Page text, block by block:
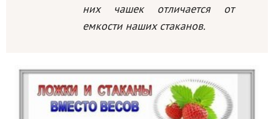
них чашек отличается от
емкости наших стаканов.